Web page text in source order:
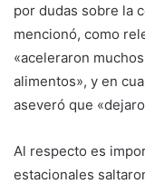
por dudas sobre la
mencionó, como
«aceleraron
alimentos», y en
aseveró que
Al respecto es
estacionales